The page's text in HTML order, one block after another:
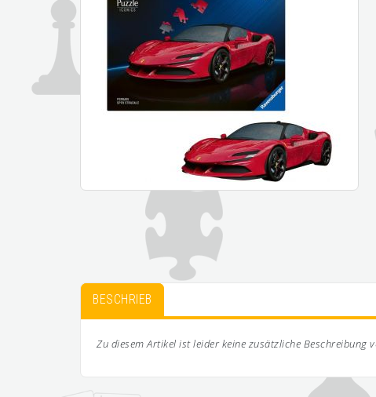
BESCHRIEB
Zu diesem Artikel ist leider keine zusätzliche Beschreibung